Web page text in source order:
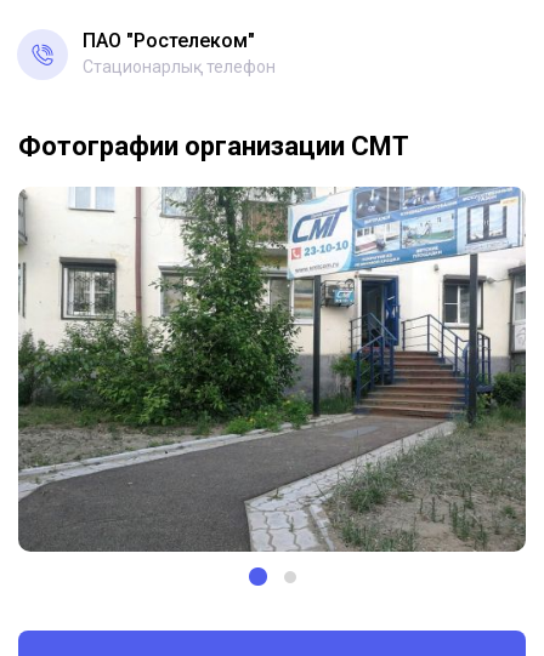
ПАО "Ростелеком"
Стационарлық телефон
Фотографии организации СМТ